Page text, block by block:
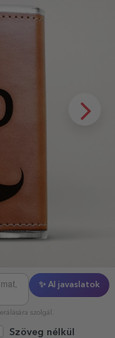
✨ AI javaslatok
szolgál.
Szöveg nélkül